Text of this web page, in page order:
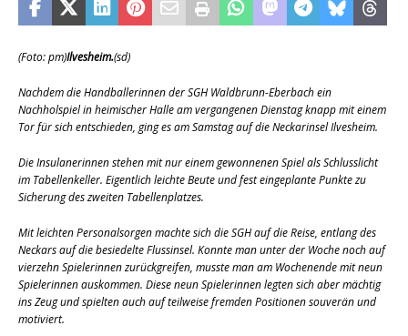
(Foto: pm)Ilvesheim.(sd)
Nachdem die Handballerinnen der SGH Waldbrunn-Eberbach ein
Nachholspiel in heimischer Halle am vergangenen Dienstag knapp mit einem
Tor für sich entschieden, ging es am Samstag auf die Neckarinsel Ilvesheim.
Die Insulanerinnen stehen mit nur einem gewonnenen Spiel als Schlusslicht
im Tabellenkeller. Eigentlich leichte Beute und fest eingeplante Punkte zu
Sicherung des zweiten Tabellenplatzes.
Mit leichten Personalsorgen machte sich die SGH auf die Reise, entlang des
Neckars auf die besiedelte Flussinsel. Konnte man unter der Woche noch auf
vierzehn Spielerinnen zurückgreifen, musste man am Wochenende mit neun
Spielerinnen auskommen. Diese neun Spielerinnen legten sich aber mächtig
ins Zeug und spielten auch auf teilweise fremden Positionen souverän und
motiviert.